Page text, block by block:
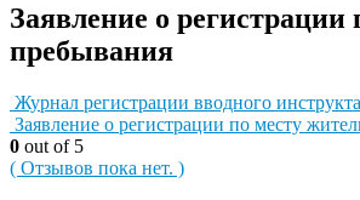
Заявление о регистрации
пребывания
Журнал регистрации вводного
Заявление о регистрации по месту
0 out of 5
( Отзывов пока нет. )